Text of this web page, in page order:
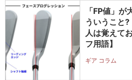
「FP値」
ういうこと
人は覚えて
フ用語】
ギア コラム